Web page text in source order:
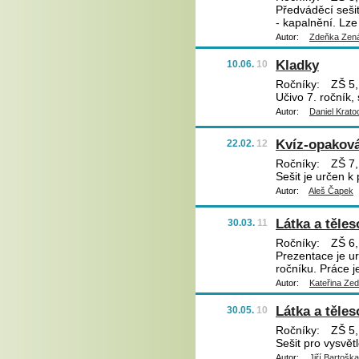
Předváděcí
- kapalnění.
Autor: Zdeňka
10.06. 10 Kladky
Ročníky:
ZŠ
Učivo 7. ročník,
Autor: Daniel
22.02. 12 Kvíz-
Ročníky:
ZŠ 7,
Sešit je určen k
Autor: Aleš Čapek
30.03. 11 Látka a
Ročníky:
ZŠ 6,
Prezentace je
ročníku. Práce
Autor: Kateřina
30.05. 10 Látka a
Ročníky:
ZŠ
Sešit pro